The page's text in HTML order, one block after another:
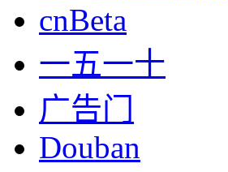
cnBeta
一五一十
广告门
Douban